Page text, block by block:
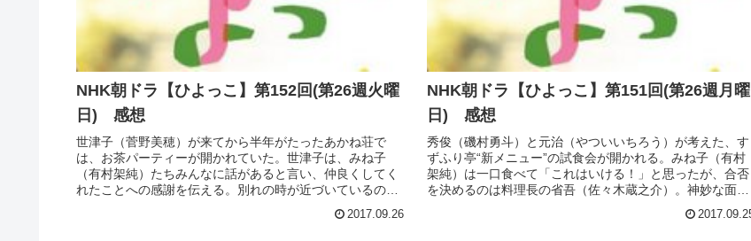
奥茨城に帰ってきたみね子（有村架純）は、家の畑に咲き
乱れた花々を見て驚く。「谷田部家は変わっていくんだ」
と決意を伝える、実（沢村一樹）。そして、手伝いに来て
いた宗男（峯田和伸）や滋子（山崎静代）ら家族みんなの
2017.09.28
みね子（有村架純）のもとに、実（沢村一樹）から「見せ
たいものがある」とはがきが届く。秀俊（磯村勇斗）にも
相談し、急いで奥茨城に帰るみね子。バス停に降り立つ
と、ちよ子（宮原和）と進（高橋來）が迎えに来ていた。
2017.09.27